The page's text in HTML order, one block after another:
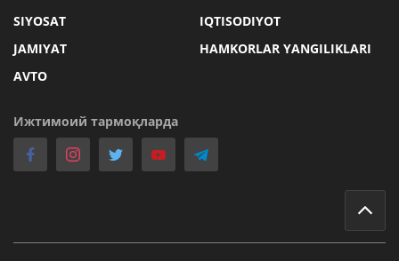
SIYOSAT
IQTISODIYOT
JAMIYAT
HAMKORLAR YANGILIKLARI
AVTO
Ижтимоий тармоқларда